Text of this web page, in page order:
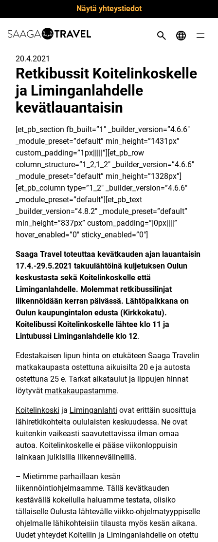
suoraan
sisältöön
Näytä yhteystiedot
20.4.2021
Retkibussit Koitelinkoskelle
ja Liminganlahdelle
kevätlauantaisin
[et_pb_section fb_built=”1″ _builder_version=”4.6.6″
_module_preset=”default” min_height=”1431px”
custom_padding=”1px|||||”][et_pb_row
column_structure=”1_2,1_2″ _builder_version=”4.6.6″
_module_preset=”default” min_height=”1328px”]
[et_pb_column type=”1_2″ _builder_version=”4.6.6″
_module_preset=”default”][et_pb_text
_builder_version=”4.8.2″ _module_preset=”default”
min_height=”837px” custom_padding=”|0px||||”
hover_enabled=”0″ sticky_enabled=”0″]
Saaga Travel toteuttaa kevätkauden ajan lauantaisin
17.4.-29.5.2021 takuulähtöinä kuljetuksen Oulun
keskustasta sekä Koitelinkoskelle että
Liminganlahdelle. Molemmat retkibussilinjat
liikennöidään kerran päivässä. Lähtöpaikkana on
Oulun kaupungintalon edusta (Kirkkokatu).
Koitelibussi Koitelinkoskelle lähtee klo 11 ja
Lintubussi Liminganlahdelle klo 12.
Edestakaisen lipun hinta on etukäteen Saaga Travelin
matkakaupasta ostettuna aikuisilta 20 e ja autosta
ostettuna 25 e. Tarkat aikataulut ja lippujen hinnat
löytyvät matkakaupastamme.
Koitelinkoski ja Liminganlahti ovat erittäin suosittuja
lähiretkikohteita oululaisten keskuudessa. Ne ovat
kuitenkin vaikeasti saavutettavissa ilman omaa
autoa. Koitelinkoskelle ei pääse viikonloppuisin
lainkaan julkisilla liikennevälineillä.
– Mietimme parhaillaan kesän
liikennöintiohjelmaamme. Tällä kevätkauden
kestävällä kokeilulla haluamme testata, olisiko
tällaiselle Oulusta lähtevälle viikko-ohjelmatyyppiselle
ohjelmalle lähikohteisiin tilausta myös kesän aikana.
Uudet yhteydet Koiteliin ja Liminganlahdelle on otettu